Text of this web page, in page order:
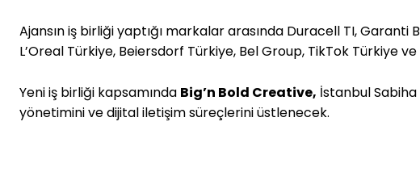
Ajansın iş birliği yaptığı markalar arasında Duracell TI, Garanti
L’Oreal Türkiye, Beiersdorf Türkiye, Bel Group, TikTok Türkiye
Yeni iş birliği kapsamında Big’n Bold Creative, İstanbul Sabiha
yönetimini ve dijital iletişim süreçlerini üstlenecek.